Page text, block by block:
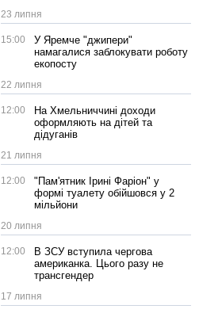
23 липня
15:00
У Яремче "джипери"
намагалися заблокувати роботу
екопосту
22 липня
12:00
На Хмельниччині доходи
оформляють на дітей та
дідуганів
21 липня
12:00
"Пам'ятник Ірині Фаріон" у
формі туалету обійшовся у 2
мільйони
20 липня
12:00
В ЗСУ вступила чергова
американка. Цього разу не
трансгендер
17 липня